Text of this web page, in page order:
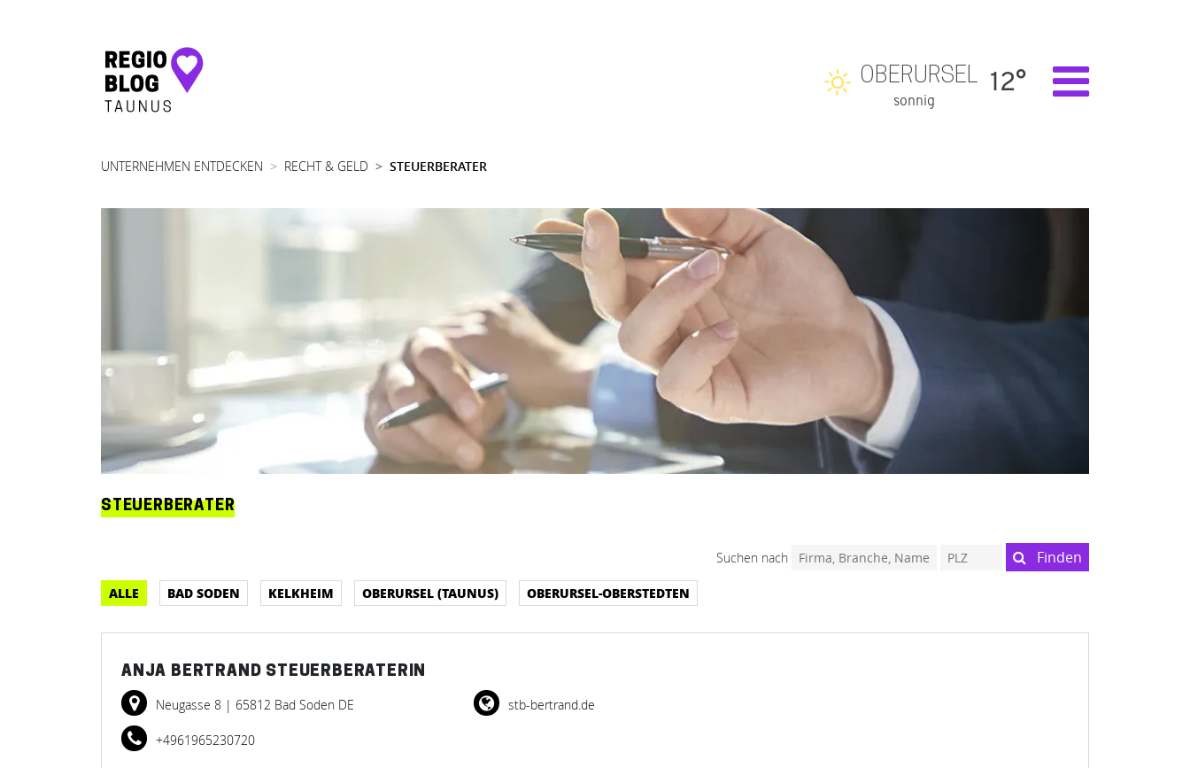
Hauptnavigation
OBERURSEL
sonnig
12°
UNTERNEHMEN ENTDECKEN RECHT & GELD STEUERBERATER
STEUERBERATER
Suchen nach Finden
ALLE BAD SODEN KELKHEIM OBERURSEL (TAUNUS) OBERURSEL-OBERSTEDTEN
ANJA BERTRAND STEUERBERATERIN
Neugasse 8 | 65812 Bad Soden DE
+4961965230720
stb-bertrand.de